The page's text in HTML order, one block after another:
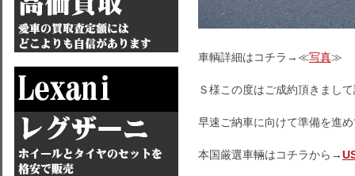
車輌詳細はコチラ→≪写真≫
Ｓ様この度はご成約頂きまし
早速ご納車に向けて準備を進
本国厳選車輛はコチラから→